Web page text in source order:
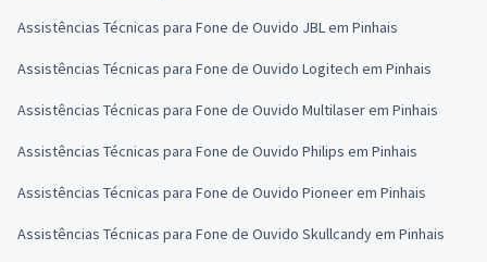
Assistências Técnicas para Fone de Ouvido JBL em Pinhais
Assistências Técnicas para Fone de Ouvido Logitech em Pinhais
Assistências Técnicas para Fone de Ouvido Multilaser em Pinhais
Assistências Técnicas para Fone de Ouvido Philips em Pinhais
Assistências Técnicas para Fone de Ouvido Pioneer em Pinhais
Assistências Técnicas para Fone de Ouvido Skullcandy em Pinhais